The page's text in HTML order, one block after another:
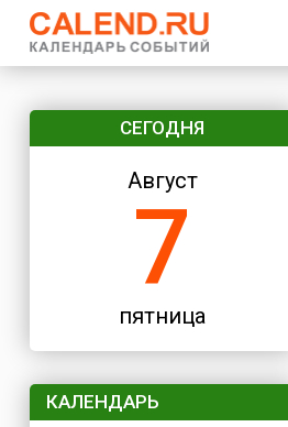
СЕГОДНЯ
Август
7
пятница
КАЛЕНДАРЬ